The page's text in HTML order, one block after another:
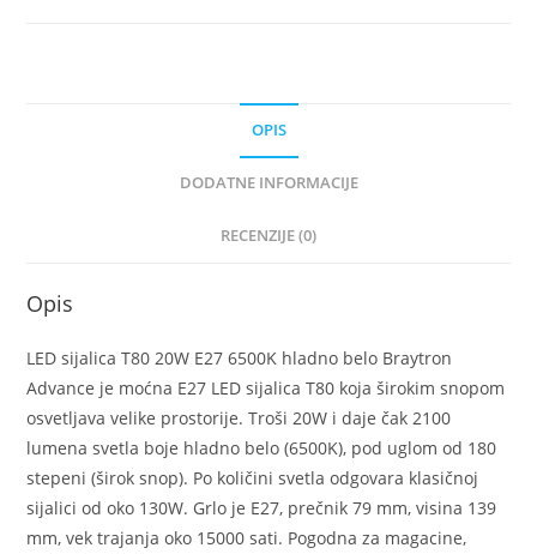
OPIS
DODATNE INFORMACIJE
RECENZIJE (0)
Opis
LED sijalica T80 20W E27 6500K hladno belo Braytron
Advance je moćna E27 LED sijalica T80 koja širokim snopom
osvetljava velike prostorije. Troši 20W i daje čak 2100
lumena svetla boje hladno belo (6500K), pod uglom od 180
stepeni (širok snop). Po količini svetla odgovara klasičnoj
sijalici od oko 130W. Grlo je E27, prečnik 79 mm, visina 139
mm, vek trajanja oko 15000 sati. Pogodna za magacine,